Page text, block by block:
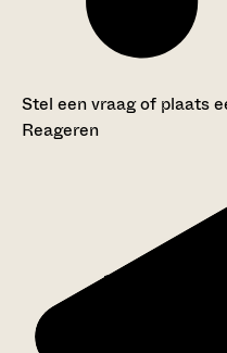
Stel een vraag of plaats
Reageren